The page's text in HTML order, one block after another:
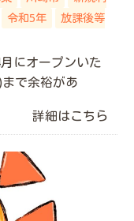
令和5年
放課後等
にオープンいた
で余裕があ
詳細はこちら